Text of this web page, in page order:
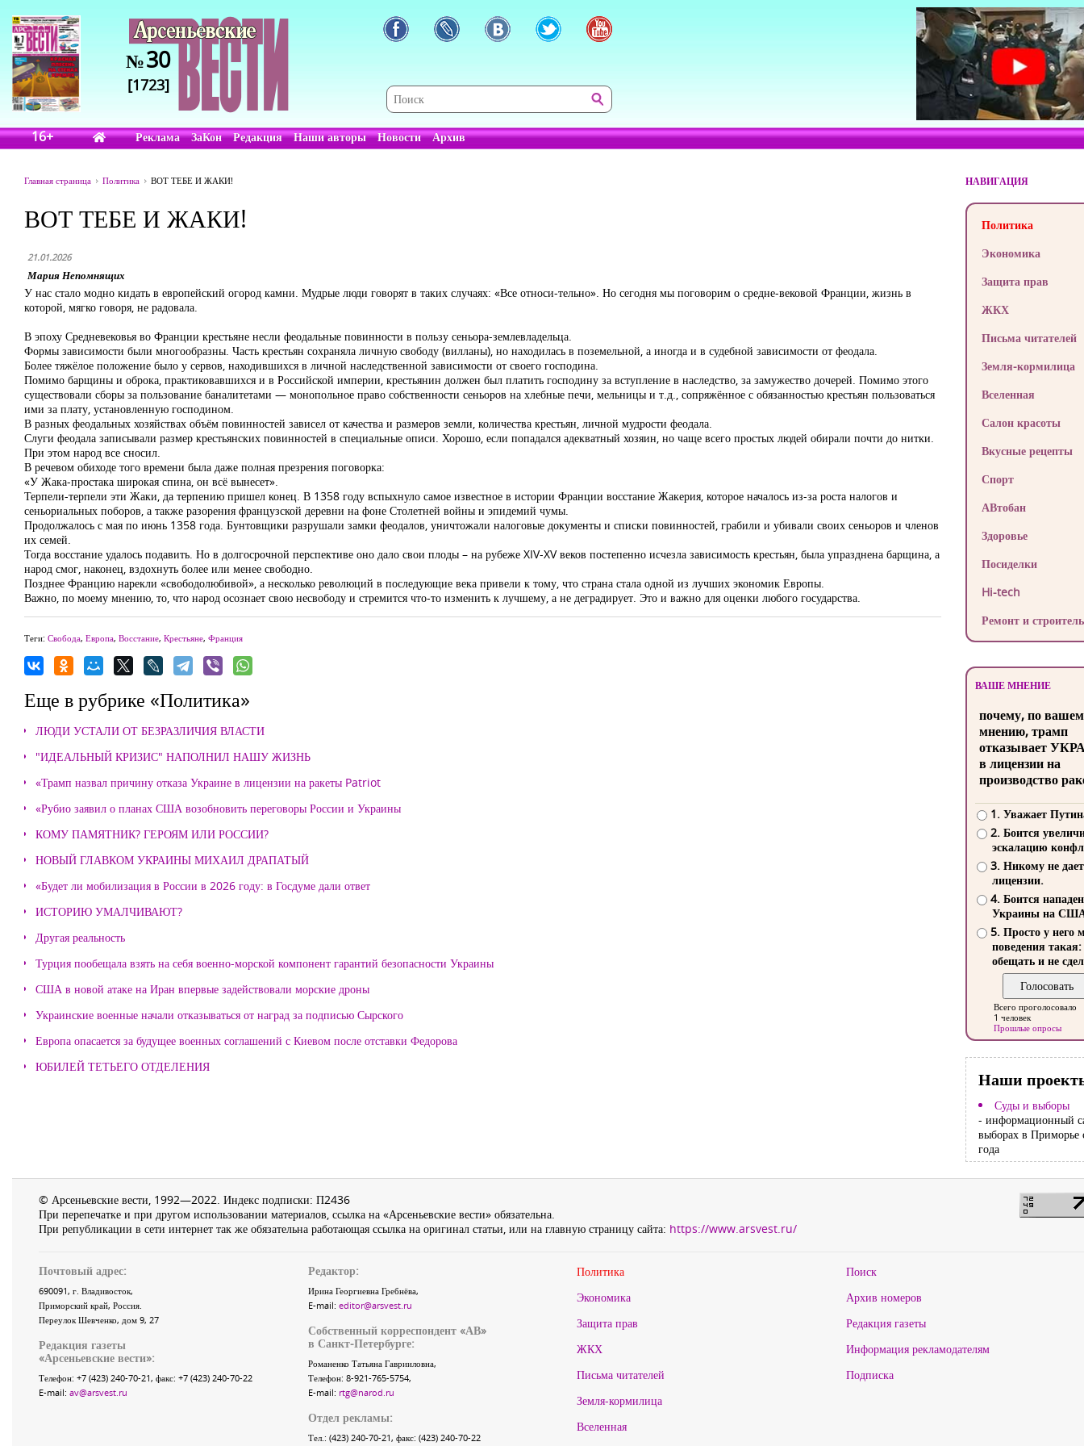
№30
[1723]
16+ Реклама ЗаКон Редакция Наши авторы Новости Архив
Главная страница Политика ВОТ ТЕБЕ И ЖАКИ!
ВОТ ТЕБЕ И ЖАКИ!
21.01.2026
Мария Непомнящих
У нас стало модно кидать в европейский огород камни. Мудрые люди говорят в таких случаях: «Все относи-тельно». Но сегодня мы поговорим о средне-вековой Франции, жизнь в
которой, мягко говоря, не радовала.
В эпоху Средневековья во Франции крестьяне несли феодальные повинности в пользу сеньора-землевладельца.
Формы зависимости были многообразны. Часть крестьян сохраняла личную свободу (вилланы), но находилась в поземельной, а иногда и в судебной зависимости от феодала.
Более тяжёлое положение было у сервов, находившихся в личной наследственной зависимости от своего господина.
Помимо барщины и оброка, практиковавшихся и в Российской империи, крестьянин должен был платить господину за вступление в наследство, за замужество дочерей. Помимо этого
существовали сборы за пользование баналитетами — монопольное право собственности сеньоров на хлебные печи, мельницы и т.д., сопряжённое с обязанностью крестьян пользоваться
ими за плату, установленную господином.
В разных феодальных хозяйствах объём повинностей зависел от качества и размеров земли, количества крестьян, личной мудрости феодала.
Слуги феодала записывали размер крестьянских повинностей в специальные описи. Хорошо, если попадался адекватный хозяин, но чаще всего простых людей обирали почти до нитки.
При этом народ все сносил.
В речевом обиходе того времени была даже полная презрения поговорка:
«У Жака-простака широкая спина, он всё вынесет».
Терпели-терпели эти Жаки, да терпению пришел конец. В 1358 году вспыхнуло самое известное в истории Франции восстание Жакерия, которое началось из-за роста налогов и
сеньориальных поборов, а также разорения французской деревни на фоне Столетней войны и эпидемий чумы.
Продолжалось с мая по июнь 1358 года. Бунтовщики разрушали замки феодалов, уничтожали налоговые документы и списки повинностей, грабили и убивали своих сеньоров и членов
их семей.
Тогда восстание удалось подавить. Но в долгосрочной перспективе оно дало свои плоды – на рубеже XIV-XV веков постепенно исчезла зависимость крестьян, была упразднена барщина, а
народ смог, наконец, вздохнуть более или менее свободно.
Позднее Францию нарекли «свободолюбивой», а несколько революций в последующие века привели к тому, что страна стала одной из лучших экономик Европы.
Важно, по моему мнению, то, что народ осознает свою несвободу и стремится что-то изменить к лучшему, а не деградирует. Это и важно для оценки любого государства.
Теги: Свобода, Европа, Восстание, Крестьяне, Франция
Еще в рубрике «Политика»
ЛЮДИ УСТАЛИ ОТ БЕЗРАЗЛИЧИЯ ВЛАСТИ
"ИДЕАЛЬНЫЙ КРИЗИС" НАПОЛНИЛ НАШУ ЖИЗНЬ
«Трамп назвал причину отказа Украине в лицензии на ракеты Patriot
«Рубио заявил о планах США возобновить переговоры России и Украины
КОМУ ПАМЯТНИК? ГЕРОЯМ ИЛИ РОССИИ?
НОВЫЙ ГЛАВКОМ УКРАИНЫ МИХАИЛ ДРАПАТЫЙ
«Будет ли мобилизация в России в 2026 году: в Госдуме дали ответ
ИСТОРИЮ УМАЛЧИВАЮТ?
Другая реальность
Турция пообещала взять на себя военно-морской компонент гарантий безопасности Украины
США в новой атаке на Иран впервые задействовали морские дроны
Украинские военные начали отказываться от наград за подписью Сырского
Европа опасается за будущее военных соглашений с Киевом после отставки Федорова
ЮБИЛЕЙ ТЕТЬЕГО ОТДЕЛЕНИЯ
НАВИГАЦИЯ
Политика
Экономика
Защита прав
ЖКХ
Письма читателей
Земля-кормилица
Вселенная
Салон красоты
Вкусные рецепты
Спорт
АВтобан
Здоровье
Посиделки
Hi-tech
Ремонт и
ВАШЕ МНЕНИЕ
почему, по
мнению, трамп
отказывает
в лицензии на
производство
1. Уважает
2. Боится
эскалацию
3. Никому не
лицензии.
4. Боится
Украины на
5. Просто у него
поведения такая:
обещать и не
Всего проголосовало
1 человек
Прошлые опросы
Наши
Суды и выборы
- информационный
выборах в Приморье
года
© Арсеньевские вести, 1992—2022. Индекс подписки: П2436
При перепечатке и при другом использовании материалов, ссылка на «Арсеньевские вести» обязательна.
При републикации в сети интернет так же обязательна работающая ссылка на оригинал статьи, или на главную страницу сайта: https://www.arsvest.ru/
Почтовый адрес:
690091, г. Владивосток,
Приморский край, Россия.
Переулок Шевченко, дом 9, 27
Редакция газеты
«Арсеньевские вести»:
Телефон: +7 (423) 240-70-21, факс: +7 (423) 240-70-22
E-mail: av@arsvest.ru
Редактор:
Ирина Георгиевна Гребнёва,
E-mail: editor@arsvest.ru
Собственный корреспондент «АВ»
в Санкт-Петербурге:
Романенко Татьяна Гаврииловна,
Телефон: 8-921-765-5754,
E-mail: rtg@narod.ru
Отдел рекламы:
Тел.: (423) 240-70-21, факс: (423) 240-70-22
Политика
Экономика
Защита прав
ЖКХ
Письма читателей
Земля-кормилица
Вселенная
Поиск
Архив номеров
Редакция газеты
Информация рекламодателям
Подписка